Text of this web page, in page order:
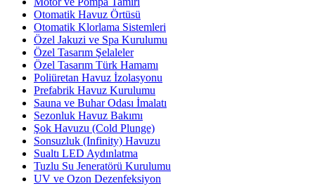
Otomatik Havuz Örtüsü
Otomatik Klorlama Sistemleri
Özel Jakuzi ve Spa Kurulumu
Özel Tasarım Şelaleler
Özel Tasarım Türk Hamamı
Poliüretan Havuz İzolasyonu
Prefabrik Havuz Kurulumu
Sauna ve Buhar Odası İmalatı
Sezonluk Havuz Bakımı
Şok Havuzu (Cold Plunge)
Sonsuzluk (Infinity) Havuzu
Sualtı LED Aydınlatma
Tuzlu Su Jeneratörü Kurulumu
UV ve Ozon Dezenfeksiyon